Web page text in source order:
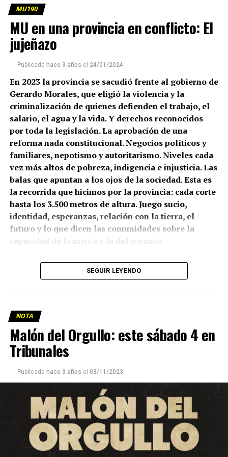
MU190
MU en una provincia en conflicto: El
jujeñazo
Publicada hace 3 años el 24/01/2024
En 2023 la provincia se sacudió frente al gobierno de
Gerardo Morales, que eligió la violencia y la
criminalización de quienes defienden el trabajo, el
salario, el agua y la vida. Y derechos reconocidos
por toda la legislación. La aprobación de una
reforma nada constitucional. Negocios políticos y
familiares, nepotismo y autoritarismo. Niveles cada
vez más altos de pobreza, indigencia e injusticia. Las
balas que apuntan a los ojos de la sociedad. Esta es
la recorrida que hicimos por la provincia: cada corte
hasta los 3.500 metros de altura. Juego sucio,
identidad, esperanzas, relación con la tierra, el
futuro y lo que dicen las comunidades sobre la
Texto: Francisco Pandolfi
Las comunidades originarias de pie, en la ruta que pasa
SEGUIR LEYENDO
NOTA
Malón del Orgullo: este sábado 4 en
Tribunales
Publicada hace 3 años el 03/11/2023